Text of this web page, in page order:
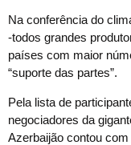
Na conferência do
-todos grandes
países com maior
“suporte das partes”.
Pela lista de
negociadores da
Azerbaijão contou